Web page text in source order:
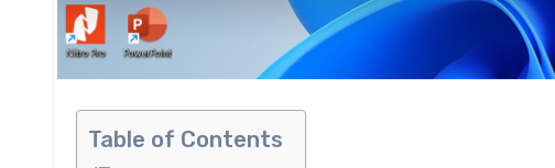
Table of Contents